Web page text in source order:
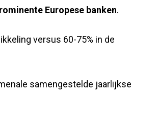
Europese banken.
versus 60-75% in de
samengestelde jaarlijkse